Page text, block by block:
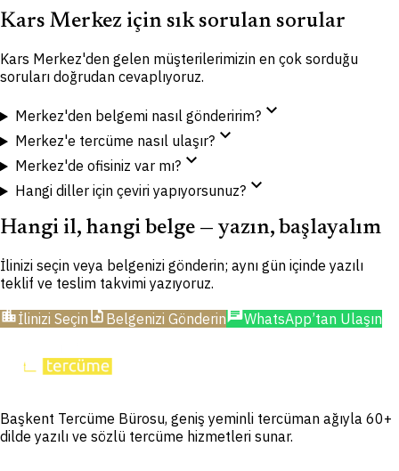
Kars Merkez için sık sorulan sorular
Kars Merkez'den gelen müşterilerimizin en çok sorduğu
soruları doğrudan cevaplıyoruz.
Merkez'den belgemi nasıl gönderirim?expand_more
Merkez'e tercüme nasıl ulaşır?expand_more
Merkez'de ofisiniz var mı?expand_more
Hangi diller için çeviri yapıyorsunuz?expand_more
Hangi il, hangi belge — yazın, başlayalım
İlinizi seçin veya belgenizi gönderin; aynı gün içinde yazılı
teklif ve teslim takvimi yazıyoruz.
location_cityİlinizi Seçinupload_fileBelgenizi GönderinchatWhatsApp’tan Ulaşın
Başkent Tercüme Bürosu, geniş yeminli tercüman ağıyla 60+
dilde yazılı ve sözlü tercüme hizmetleri sunar.